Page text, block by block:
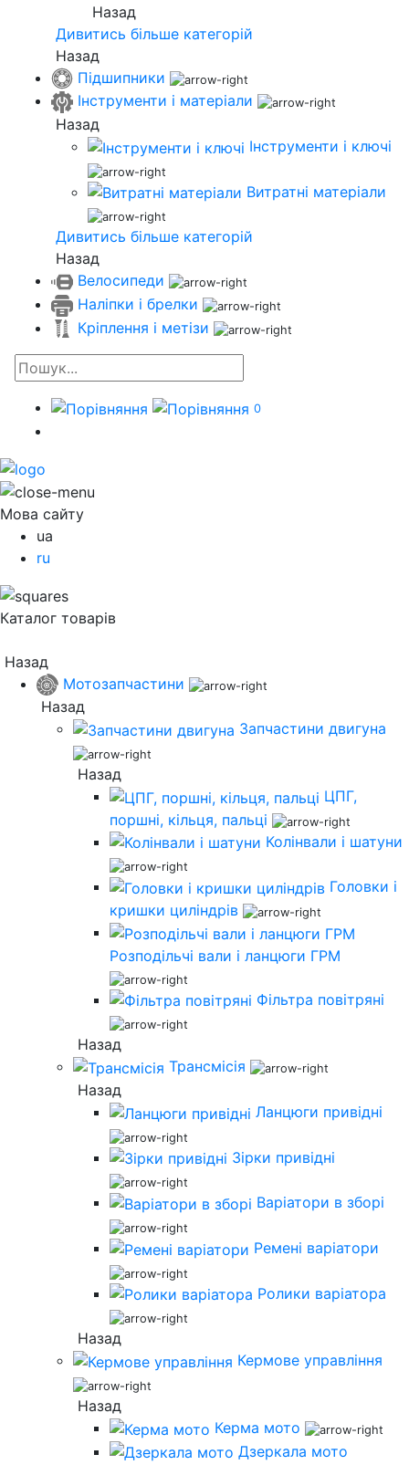
Назад
Дивитись більше категорій
Назад
Підшипники
Інструменти і матеріали
Назад
Інструменти і ключі
Витратні матеріали
Дивитись більше категорій
Назад
Велосипеди
Наліпки і брелки
Кріплення і метізи
0
Мова сайту
ua
ru
Каталог товарів
Назад
Мотозапчастини
Назад
Запчастини двигуна
Назад
ЦПГ,
поршні, кільця, пальці
Колінвали і шатуни
Головки і
кришки циліндрів
Розподільчі вали і ланцюги ГРМ
Фільтра повітряні
Назад
Трансмісія
Назад
Ланцюги привідні
Зірки привідні
Варіатори в зборі
Ремені варіатори
Ролики варіатора
Назад
Кермове управління
Назад
Керма мото
Дзеркала мото